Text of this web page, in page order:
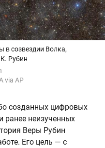
в созвездии Волка,
Рубин
via AP
созданных цифровых
ранее неизученных
Веры Рубин
Его цель — с